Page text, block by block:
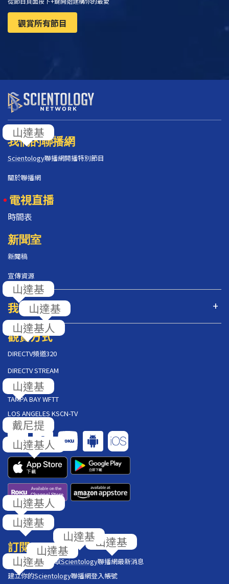
觀賞所有節目
我們的聯播網
Scientology聯播網開播特別節目
關於聯播網
電視直播
時間表
新聞室
新聞稿
宣傳資源
我們的節目
觀賞方式
DIRECTV頻道320
DIRECTV STREAM
AT&T U-VERSE
TAMPA BAY WFTT
LOS ANGELES KSCN-TV
回饋
訂閱
在你的收件匣獲取Scientology聯播網最新消息
建立你的Scientology聯播網登入帳號
山達基
山達基
山達基
山達基人
山達基
戴尼提
山達基人
山達基人
山達基
山達基
山達基
山達基
山達基